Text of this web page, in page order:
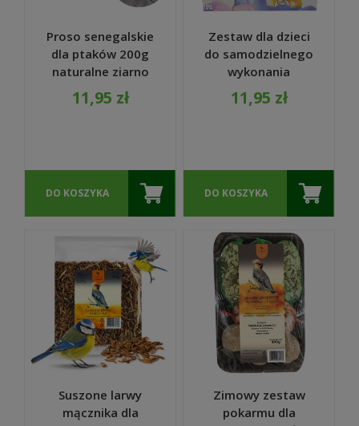
Proso senegalskie
dla ptaków 200g
naturalne ziarno
do karmników i
klatek - TURDUS
11,95 zł
DO KOSZYKA
Zestaw dla dzieci
do samodzielnego
wykonania
karmnika z szyszek
- TURDUS
11,95 zł
DO KOSZYKA
Suszone larwy
mącznika dla
Zimowy zestaw
pokarmu dla